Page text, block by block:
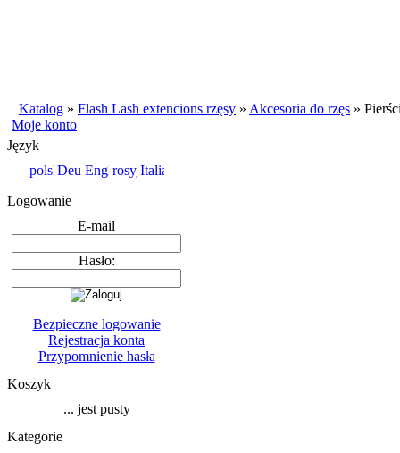
Katalog » Flash Lash extencions rzęsy » Akcesoria do rzęs »
Moje konto
Język
Logowanie
E-mail
Hasło:
Bezpieczne logowanie
Rejestracja konta
Przypomnienie hasła
Koszyk
... jest pusty
Kategorie